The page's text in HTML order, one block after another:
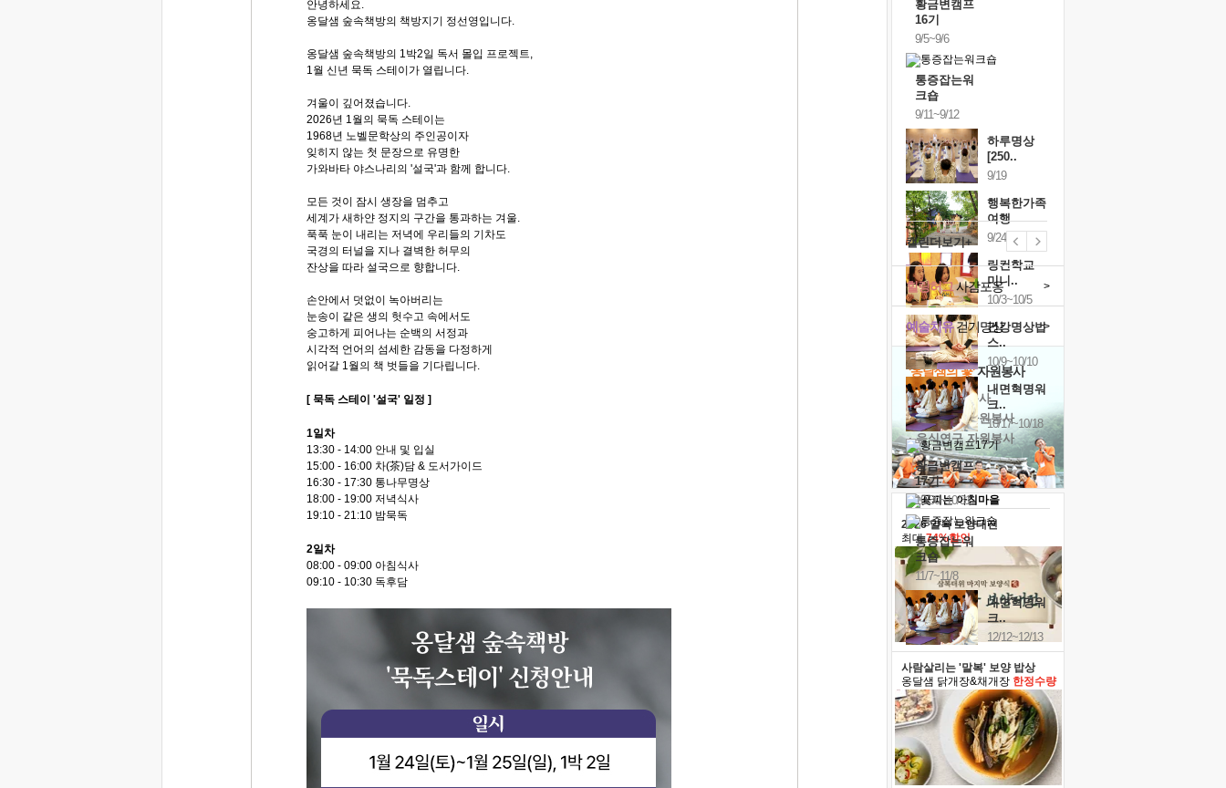
안녕하세요.
옹달샘 숲속책방의 책방지기 정선영입니다.
옹달샘 숲속책방의 1박2일 독서 몰입 프로젝트,
1월 신년 묵독 스테이가 열립니다.
겨울이 깊어졌습니다.
2026년 1월의 묵독 스테이는
1968년 노벨문학상의 주인공이자
잊히지 않는 첫 문장으로 유명한
가와바타 야스나리의 '설국'과 함께 합니다.
모든 것이 잠시 생장을 멈추고
세계가 새하얀 정지의 구간을 통과하는 겨울.
푹푹 눈이 내리는 저녁에 우리들의 기차도
국경의 터널을 지나 결벽한 허무의
잔상을 따라 설국으로 향합니다.
손안에서 덧없이 녹아버리는
눈송이 같은 생의 헛수고 속에서도
숭고하게 피어나는 순백의 서정과
시각적 언어의 섬세한 감동을 다정하게
읽어갈 1월의 책 벗들을 기다립니다.
[ 묵독 스테이 '설국' 일정 ]
1일차
13:30 - 14:00 안내 및 입실
15:00 - 16:00 차(茶)담 & 도서가이드
16:30 - 17:30 통나무명상
18:00 - 19:00 저녁식사
19:10 - 21:10 밤묵독
2일차
08:00 - 09:00 아침식사
09:10 - 10:30 독후담
황금변캠프
16기
9/5~9/6
통증잡는워
크숍
9/11~9/12
하루명상
[250..
9/19
행복한가족
여행
9/24~9/26
링컨학교
미니..
10/3~10/5
건강명상법
스..
10/9~10/10
내면혁명워
크..
10/17~10/18
황금변캠프
17기
10/30~10/31
통증잡는워
크숍
11/7~11/8
내면혁명워
크..
12/12~12/13
캘린더보기+
예술치유걷기명상 >
힐링허그사감포옹 >
'옹달샘의 꽃'자원봉사
· 청년 자원봉사
· 금빛청년 자원봉사
· 음식연구 자원봉사
2026 말복 보양대전
최대74%할인
사람살리는 '말복' 보양 밥상
옹달샘 닭개장&채개장 한정수량